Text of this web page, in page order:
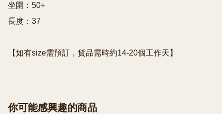
坐圍：50+
長度：37
【如有size需預訂，貨品需時約14-20個工作天】
你可能感興趣的商品